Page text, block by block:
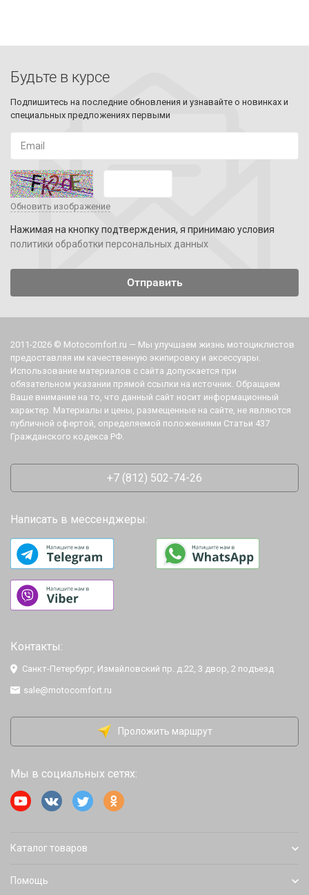
Будьте в курсе
Подпишитесь на последние обновления и узнавайте о новинках и
специальных предложениях первыми
Обновить изображение
Нажимая на кнопку подтверждения, я принимаю условия
политики обработки персональных данных
2011-2026 © Motocomfort.ru — Мы улучшаем жизнь мотоциклистов
предоставляя им качественную экипировку и аксессуары.
Использование материалов с сайта допускается при
обязательном указании прямой ссылки на источник. Обращаем
Ваше внимание на то, что данный сайт носит информационный
характер. Материалы и цены, размещенные на сайте, не являются
публичной офертой, определяемой положениями Статьи 437
Гражданского кодекса РФ.
+7 (812) 502-74-26
Написать в мессенджеры:
Контакты:
Санкт-Петербург, Измайловский пр. д.22, 3 двор, 2 подъезд
sale@motocomfort.ru
Проложить маршрут
Мы в социальных сетях:
Каталог товаров
Помощь